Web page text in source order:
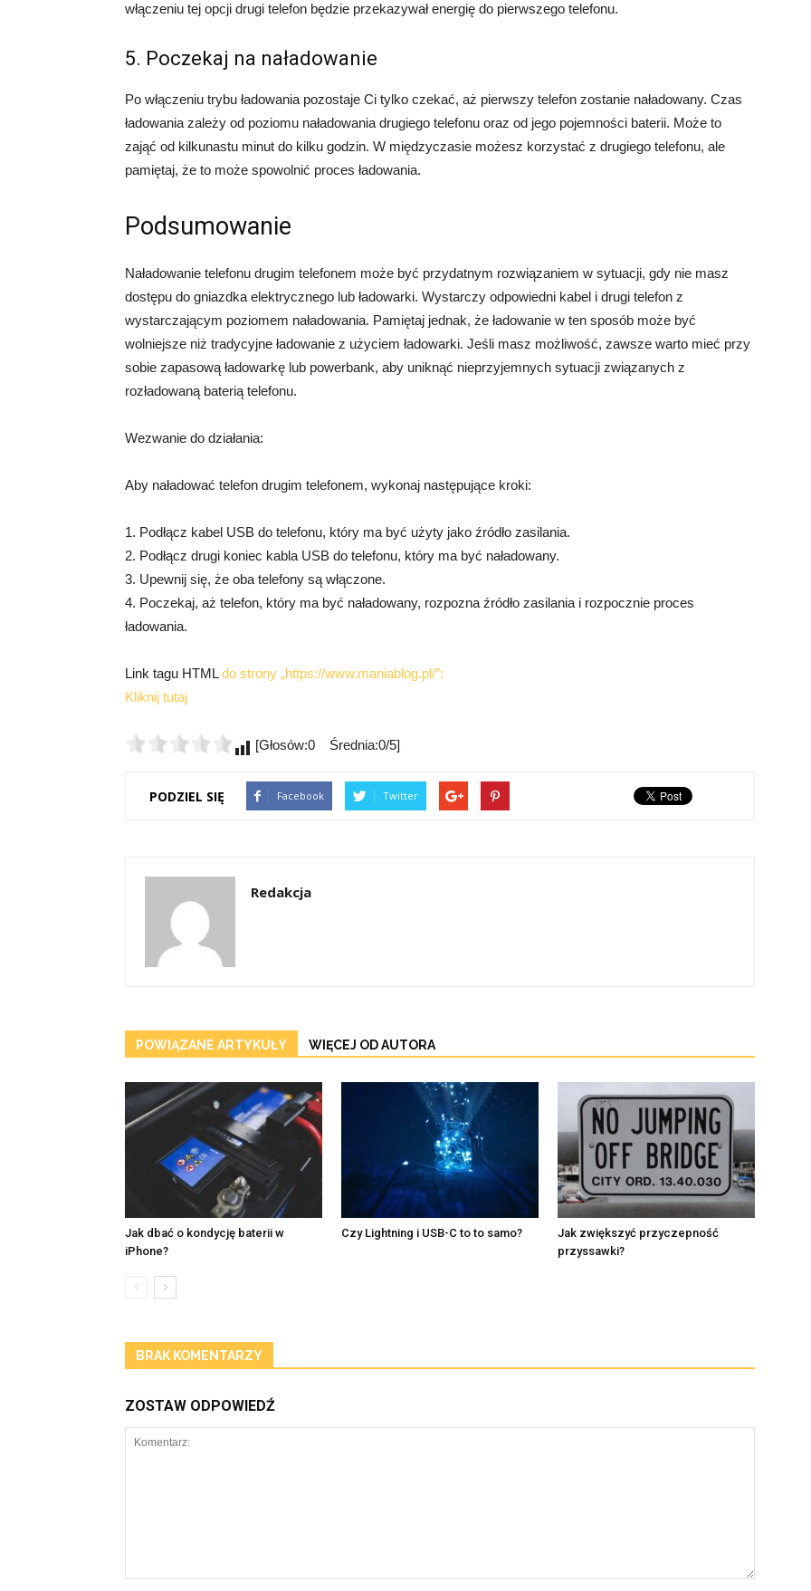
włączeniu tej opcji drugi telefon będzie przekazywał energię do pierwszego telefonu.
5. Poczekaj na naładowanie
Po włączeniu trybu ładowania pozostaje Ci tylko czekać, aż pierwszy telefon zostanie naładowany. Czas
ładowania zależy od poziomu naładowania drugiego telefonu oraz od jego pojemności baterii. Może to
zająć od kilkunastu minut do kilku godzin. W międzyczasie możesz korzystać z drugiego telefonu, ale
pamiętaj, że to może spowolnić proces ładowania.
Podsumowanie
Naładowanie telefonu drugim telefonem może być przydatnym rozwiązaniem w sytuacji, gdy nie masz
dostępu do gniazdka elektrycznego lub ładowarki. Wystarczy odpowiedni kabel i drugi telefon z
wystarczającym poziomem naładowania. Pamiętaj jednak, że ładowanie w ten sposób może być
wolniejsze niż tradycyjne ładowanie z użyciem ładowarki. Jeśli masz możliwość, zawsze warto mieć przy
sobie zapasową ładowarkę lub powerbank, aby uniknąć nieprzyjemnych sytuacji związanych z
rozładowaną baterią telefonu.
Wezwanie do działania:
Aby naładować telefon drugim telefonem, wykonaj następujące kroki:
1. Podłącz kabel USB do telefonu, który ma być użyty jako źródło zasilania.
2. Podłącz drugi koniec kabla USB do telefonu, który ma być naładowany.
3. Upewnij się, że oba telefony są włączone.
4. Poczekaj, aż telefon, który ma być naładowany, rozpozna źródło zasilania i rozpocznie proces
ładowania.
Link tagu HTMLdo strony „https://www.maniablog.pl/”:
Kliknij tutaj
[Głosów:0 Średnia:0/5]
PODZIEL SIĘ Facebook Twitter
Redakcja
POWIĄZANE ARTYKUŁY WIĘCEJ OD AUTORA
Jak dbać o kondycję baterii w
iPhone?
Czy Lightning i USB-C to to samo?
Jak zwiększyć przyczepność
przyssawki?
BRAK KOMENTARZY
ZOSTAW ODPOWIEDŹ